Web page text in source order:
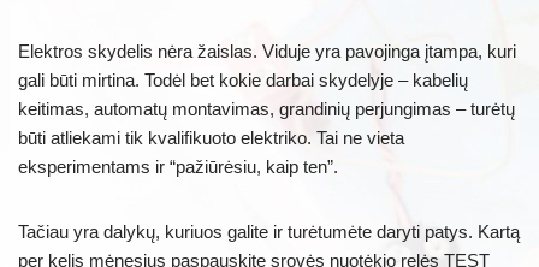
Elektros skydelis nėra žaislas. Viduje yra pavojinga įtampa, kuri
gali būti mirtina. Todėl bet kokie darbai skydelyje – kabelių
keitimas, automatų montavimas, grandinių perjungimas – turėtų
būti atliekami tik kvalifikuoto elektriko. Tai ne vieta
eksperimentams ir “pažiūrėsiu, kaip ten”.
Tačiau yra dalykų, kuriuos galite ir turėtumėte daryti patys. Kartą
per kelis mėnesius paspauskite srovės nuotėkio relės TEST